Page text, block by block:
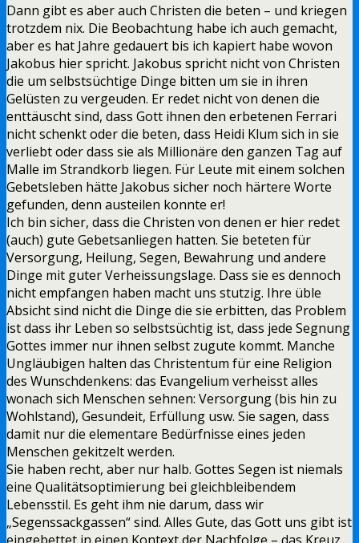
Dann gibt es aber auch Christen die beten – und kriegen
trotzdem nix. Die Beobachtung habe ich auch gemacht,
aber es hat Jahre gedauert bis ich kapiert habe wovon
Jakobus hier spricht. Jakobus spricht nicht von Christen
die um selbstsüchtige Dinge bitten um sie in ihren
Gelüsten zu vergeuden. Er redet nicht von denen die
enttäuscht sind, dass Gott ihnen den erbetenen Ferrari
nicht schenkt oder die beten, dass Heidi Klum sich in sie
verliebt oder dass sie als Millionäre den ganzen Tag auf
Malle im Strandkorb liegen. Für Leute mit einem solchen
Gebetsleben hätte Jakobus sicher noch härtere Worte
gefunden, denn austeilen konnte er!
Ich bin sicher, dass die Christen von denen er hier redet
(auch) gute Gebetsanliegen hatten. Sie beteten für
Versorgung, Heilung, Segen, Bewahrung und andere
Dinge mit guter Verheissungslage. Dass sie es dennoch
nicht empfangen haben macht uns stutzig. Ihre üble
Absicht sind nicht die Dinge die sie erbitten, das Problem
ist dass ihr Leben so selbstsüchtig ist, dass jede Segnung
Gottes immer nur ihnen selbst zugute kommt. Manche
Ungläubigen halten das Christentum für eine Religion
des Wunschdenkens: das Evangelium verheisst alles
wonach sich Menschen sehnen: Versorgung (bis hin zu
Wohlstand), Gesundeit, Erfüllung usw. Sie sagen, dass
damit nur die elementare Bedürfnisse eines jeden
Menschen gekitzelt werden.
Sie haben recht, aber nur halb. Gottes Segen ist niemals
eine Qualitätsoptimierung bei gleichbleibendem
Lebensstil. Es geht ihm nie darum, dass wir
„Segenssackgassen“ sind. Alles Gute, das Gott uns gibt ist